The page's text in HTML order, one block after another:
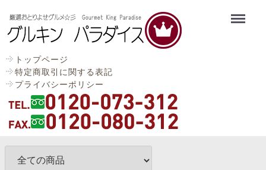
トップページ
特定商取引に関する表記
プライバシーポリシー